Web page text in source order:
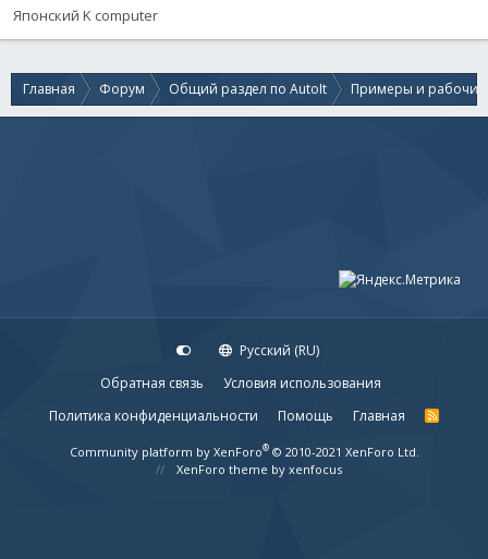
Японский K computer
Главная Форум Общий раздел по AutoIt Примеры и рабочие
Русский (RU)
Обратная связь
Условия использования
Политика конфиденциальности
Помощь Главная
R
Community platform by XenForo® © 2010-2021 XenForo Ltd.
XenForo theme by xenfocus